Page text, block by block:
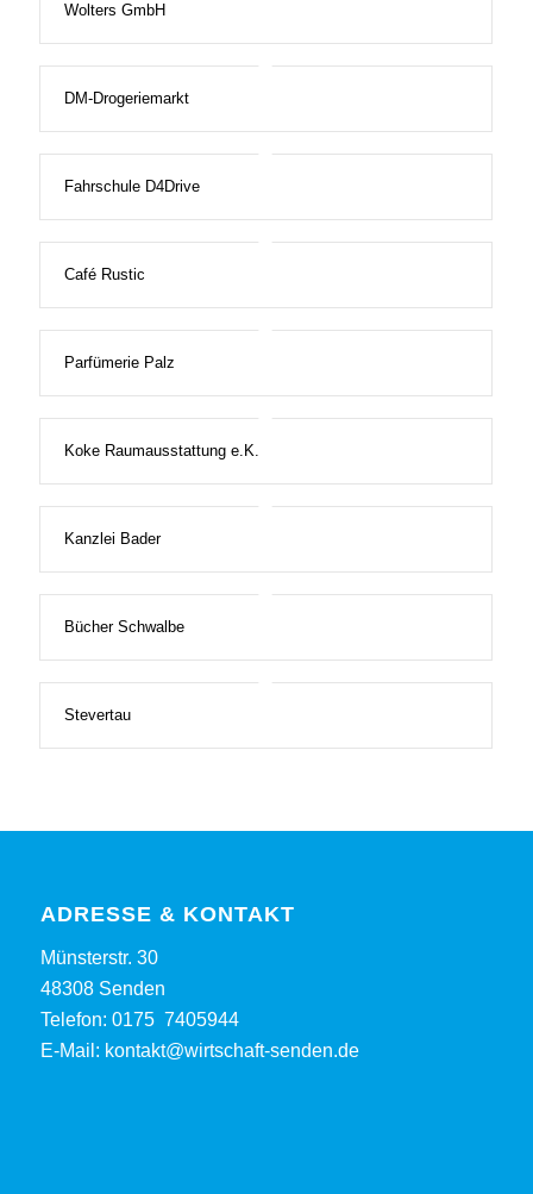
Wolters GmbH
DM-Drogeriemarkt
Fahrschule D4Drive
Café Rustic
Parfümerie Palz
Koke Raumausstattung e.K.
Kanzlei Bader
Bücher Schwalbe
Stevertau
ADRESSE & KONTAKT
Münsterstr. 30
48308 Senden
Telefon: 0175 7405944
E-Mail: kontakt@wirtschaft-senden.de